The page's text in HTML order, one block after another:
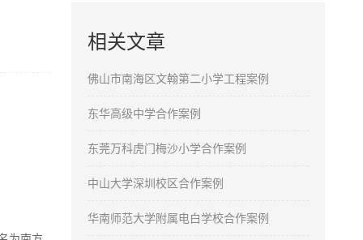
相关文章
佛山市南海区文翰第二小学工程案例
东华高级中学合作案例
东莞万科虎门梅沙小学合作案例
中山大学深圳校区合作案例
华南师范大学附属电白学校合作案例